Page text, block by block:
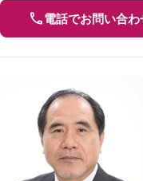
電話でお問い合わ